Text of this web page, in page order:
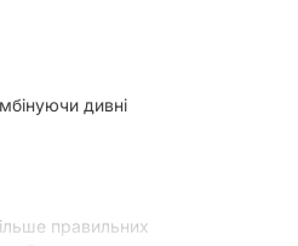
дивні
правильних